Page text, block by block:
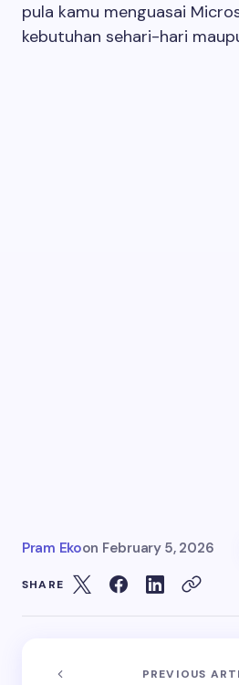
pula kamu menguasai
kebutuhan sehari-hari
Pram Ekoon February 5, 2026
SHARE
PREVIOUS